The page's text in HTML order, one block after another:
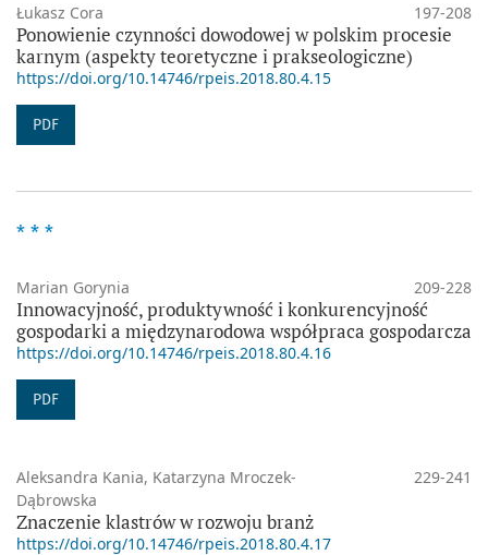
Łukasz Cora 197-208
Ponowienie czynności dowodowej w polskim procesie
karnym (aspekty teoretyczne i prakseologiczne)
https://doi.org/10.14746/rpeis.2018.80.4.15
PDF
* * *
Marian Gorynia 209-228
Innowacyjność, produktywność i konkurencyjność
gospodarki a międzynarodowa współpraca gospodarcza
https://doi.org/10.14746/rpeis.2018.80.4.16
PDF
Aleksandra Kania, Katarzyna Mroczek-
Dąbrowska
229-241
Znaczenie klastrów w rozwoju branż
https://doi.org/10.14746/rpeis.2018.80.4.17